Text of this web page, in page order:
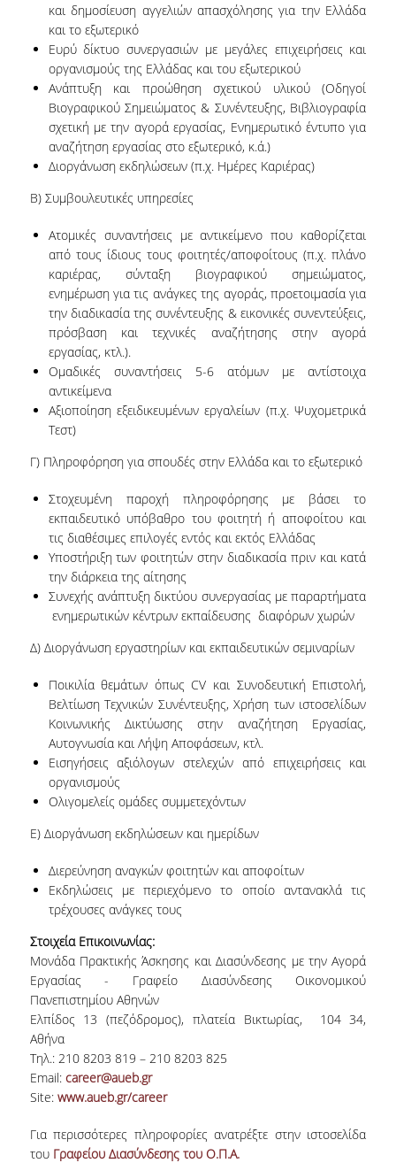
ΜΑΘΗΜΑΤΑ ΠΡΟΓΡΑΜΜΑΤΟΣ ΣΠΟΥΔΩΝ
ΜΑΘΗΜΑΤΑ ΕΛΕΥΘΕΡΗΣ ΕΠΙΛΟΓΗΣ
ΕΚΠΑΙΔΕΥΤΙΚΑ ΕΡΓΑΣΤΗΡΙΑ
ΚΑΤΑΤΑΚΤΗΡΙΕΣ ΕΞΕΤΑΣΕΙΣ
ΠΡΑΚΤΙΚΗ ΑΣΚΗΣΗ
ΑΚΑΔΗΜΑΪΚΟΙ ΣΥΜΒΟΥΛΟΙ ΣΠΟΥΔΩΝ
ΠΙΣΤΟΠΟΙΗΣΗ ΠΑΙΔΑΓΩΓΙΚΗΣ ΚΑΙ ΔΙΔΑΚΤΙΚΗΣ
ΕΠΑΡΚΕΙΑΣ
ERASMUS+
ΜΕΤΑΠΤΥΧΙΑΚΕΣ ΣΠΟΥΔΕΣ
ΜΕΤΑΠΤΥΧΙΑΚΑ ΠΡΟΓΡΑΜΜΑΤΑ
ΠΜΣ ΣΤΗΝ ΕΠΙΣΤΗΜΗ ΤΩΝ ΥΠΟΛΟΓΙΣΤΩΝ
ΠΛΗΡΟΦΟΡΙΑΚΩΝ ΣΥΣΤΗΜΑΤΩΝ
ΠΜΣ ΣΤΗΝ ΤΕΧΝΗΤΗ ΝΟΗΜΟΣΥΝΗ ΚΑΙ
ΕΠΙΣΤΗΜΗ ΔΕΔΟΜΕΝΩΝ
ΠΜΣ ΣΤΙΣ ΨΗΦΙΑΚΕΣ ΜΕΘΟΔΟΥΣ ΓΙΑ ΤΙΣ
ΑΝΘΡΩΠΙΣΤΙΚΕΣ ΕΠΙΣΤΗΜΕΣ
ΠΜΣ ΣΤΑ ΜΑΘΗΜΑΤΙΚΑ ΑΓΟΡΑΣ &
ΠΑΡΑΓΩΓΗΣ
ΔΙΔΑΚΤΟΡΙΚΟ ΠΡΟΓΡΑΜΜΑ
ΣΕΜΙΝΑΡΙΑ & ΕΚΔΗΛΩΣΕΙΣ
ΔΙΑΚΕΚΡΙΜΕΝΕΣ ΟΜΙΛΙΕΣ
ΟΡΚΟΜΩΣΙΕΣ
ΣΤΡΑΤΗΓΙΚΗ ΠΠΣ
ΔΕΔΟΜΕΝΑ ΠΟΙΟΤΗΤΑΣ
ΠΙΣΤΟΠΟΙΗΣΗ
ΑΞΙΟΛΟΓΗΣΗ
ΑΠΟ ΤΕΛΕΙΟΦΟΙΤΟΥΣ
ΜΟ.ΔΙ.Π
και δημοσίευση αγγελιών απασχόλησης για την Ελλάδα
και το εξωτερικό
Ευρύ δίκτυο συνεργασιών με μεγάλες επιχειρήσεις και
οργανισμούς της Ελλάδας και του εξωτερικού
Ανάπτυξη και προώθηση σχετικού υλικού (Οδηγοί
Βιογραφικού Σημειώματος & Συνέντευξης, Βιβλιογραφία
σχετική με την αγορά εργασίας, Ενημερωτικό έντυπο για
αναζήτηση εργασίας στο εξωτερικό, κ.ά.)
Διοργάνωση εκδηλώσεων (π.χ. Ημέρες Καριέρας)
B) Συμβουλευτικές υπηρεσίες
Ατομικές συναντήσεις με αντικείμενο που καθορίζεται
από τους ίδιους τους φοιτητές/αποφοίτους (π.χ. πλάνο
καριέρας, σύνταξη βιογραφικού σημειώματος,
ενημέρωση για τις ανάγκες της αγοράς, προετοιμασία για
την διαδικασία της συνέντευξης & εικονικές συνεντεύξεις,
πρόσβαση και τεχνικές αναζήτησης στην αγορά
εργασίας, κτλ.).
Ομαδικές συναντήσεις 5-6 ατόμων με αντίστοιχα
αντικείμενα
Αξιοποίηση εξειδικευμένων εργαλείων (π.χ. Ψυχομετρικά
Τεστ)
Γ) Πληροφόρηση για σπουδές στην Ελλάδα και το εξωτερικό
Στοχευμένη παροχή πληροφόρησης με βάσει το
εκπαιδευτικό υπόβαθρο του φοιτητή ή αποφοίτου και
τις διαθέσιμες επιλογές εντός και εκτός Ελλάδας
Υποστήριξη των φοιτητών στην διαδικασία πριν και κατά
την διάρκεια της αίτησης
Συνεχής ανάπτυξη δικτύου συνεργασίας με παραρτήματα
ενημερωτικών κέντρων εκπαίδευσης διαφόρων χωρών
Δ) Διοργάνωση εργαστηρίων και εκπαιδευτικών σεμιναρίων
Ποικιλία θεμάτων όπως CV και Συνοδευτική Επιστολή,
Βελτίωση Τεχνικών Συνέντευξης, Χρήση των ιστοσελίδων
Κοινωνικής Δικτύωσης στην αναζήτηση Εργασίας,
Αυτογνωσία και Λήψη Αποφάσεων, κτλ.
Εισηγήσεις αξιόλογων στελεχών από επιχειρήσεις και
οργανισμούς
Ολιγομελείς ομάδες συμμετεχόντων
Ε) Διοργάνωση εκδηλώσεων και ημερίδων
Διερεύνηση αναγκών φοιτητών και αποφοίτων
Εκδηλώσεις με περιεχόμενο το οποίο αντανακλά τις
τρέχουσες ανάγκες τους
Στοιχεία Επικοινωνίας:
Μονάδα Πρακτικής Άσκησης και Διασύνδεσης με την Αγορά
Εργασίας - Γραφείο Διασύνδεσης Οικονομικού
Πανεπιστημίου Αθηνών
Ελπίδος 13 (πεζόδρομος), πλατεία Βικτωρίας, 104 34,
Αθήνα
Τηλ.: 210 8203 819 – 210 8203 825
Email: career@aueb.gr
Site: www.aueb.gr/career
Για περισσότερες πληροφορίες ανατρέξτε στην ιστοσελίδα
του Γραφείου Διασύνδεσης του Ο.Π.Α.